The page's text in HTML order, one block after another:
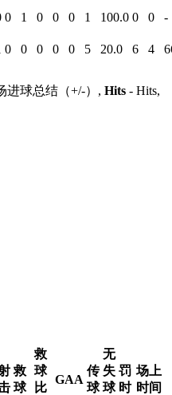
0 1 0 0 0 1 100.0 0 0 -
0 0 0 0 0 5 20.0 6 4
进球总结（+/-）, Hits - Hits,
救
球
救
球
比
GAA
传
球
无
失
球
罚
时
场上
时间